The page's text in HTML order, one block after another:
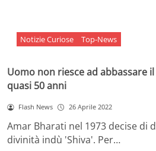
Notizie Curiose Top-News
Uomo non riesce ad abbassare
quasi 50 anni
Flash News 26 Aprile 2022
Amar Bharati nel 1973 decise di
divinità indù 'Shiva'. Per…